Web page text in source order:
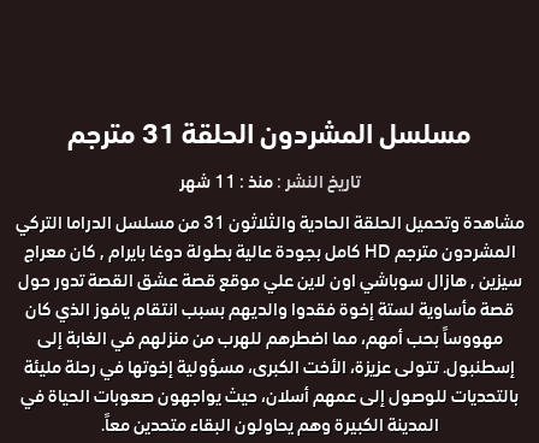
مسلسل المشردون الحلقة 31 مترجم
تاريخ النشر :منذ : 11 شهر
مشاهدة وتحميل الحلقة الحادية والثلاثون 31 من مسلسل الدراما التركي
المشردون مترجم HD كامل بجودة عالية بطولة دوغا بايرام , كان معراج
سيزين , هازال سوباشي اون لاين علي موقع قصة عشق القصة تدور حول
قصة مأساوية لستة إخوة فقدوا والديهم بسبب انتقام يافوز الذي كان
مهووساً بحب أمهم، مما اضطرهم للهرب من منزلهم في الغابة إلى
إسطنبول. تتولى عزيزة، الأخت الكبرى، مسؤولية إخوتها في رحلة مليئة
بالتحديات للوصول إلى عمهم أسلان، حيث يواجهون صعوبات الحياة في
المدينة الكبيرة وهم يحاولون البقاء متحدين معاً.